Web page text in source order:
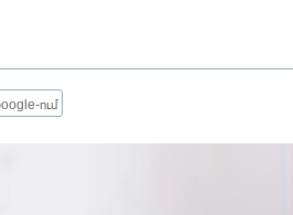
ում